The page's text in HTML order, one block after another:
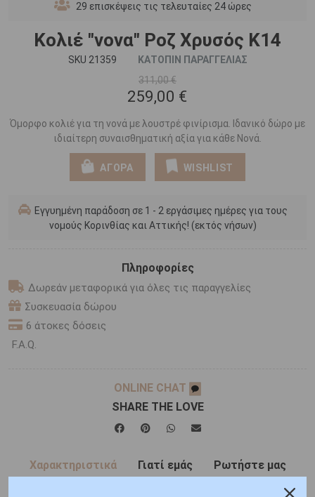
29 επισκέψεις τις τελευταίες 24 ώρες
Κολιέ "νονα" Ροζ Χρυσός Κ14
SKU 21359
ΚΑΤΟΠΙΝ ΠΑΡΑΓΓΕΛΙΑΣ
311,00 €
259,00 €
Όμορφο κολιέ για τη νονά με λουστρέ φινίρισμα. Ιδανικό δώρο με
ιδιαίτερη συναισθηματική αξία για κάθε Νονά.
ΑΓΟΡΑ WISHLIST
Εγγυημένη παράδοση σε 1 - 2 εργάσιμες ημέρες για τους
νομούς Κορινθίας και Αττικής! (εκτός νήσων)
Πληροφορίες
Δωρεάν μεταφορικά για όλες τις παραγγελίες
Συσκευασία δώρου
6 άτοκες δόσεις
F.A.Q.
ONLINE CHAT
SHARE THE LOVE
Χαρακτηριστικά Γιατί εμάς Ρωτήστε μας